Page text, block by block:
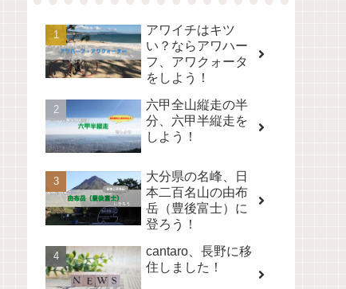
アワイチはキツ
い？ならアワハー
フ、アワクォータ
をしよう！
六甲全山縦走の半
分、六甲半縦走を
しよう！
大分県の名峰、日
本二百名山の由布
岳（豊後富士）に
登ろう！
cantaro、長野に移
住しました！